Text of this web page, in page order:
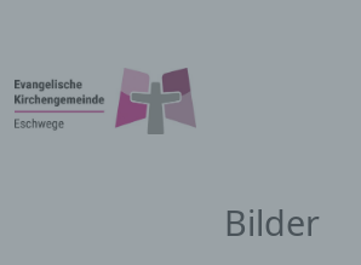
Bilder